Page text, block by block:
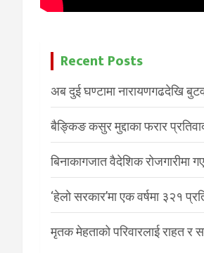
Recent Posts
अब दुई घण्टामा नारायणगढदेखि
बैङ्किङ कसुर मुद्दाका फरार
बिनाकागजात वैदेशिक रोजगारीमा
‘हेलो सरकार’मा एक वर्षमा ३२१
मृतक मेहताको परिवारलाई राहत र